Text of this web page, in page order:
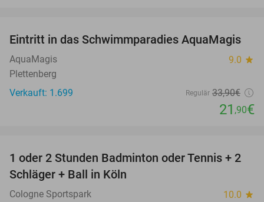
35%
Eintritt in das Schwimmparadies AquaMagis
AquaMagis 9.0 star
Plettenberg
Verkauft: 1.699
Regulär 33,90€
21 ,90€
52%
1 oder 2 Stunden Badminton oder Tennis + 2
Schläger + Ball in Köln
Cologne Sportspark 10.0 star